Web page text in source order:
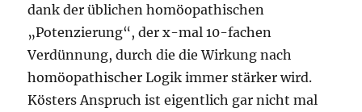
dank der üblichen homöopathischen
„Potenzierung“, der x-mal 10-fachen
Verdünnung, durch die die Wirkung nach
homöopathischer Logik immer stärker wird.
Kösters Anspruch ist eigentlich gar nicht mal